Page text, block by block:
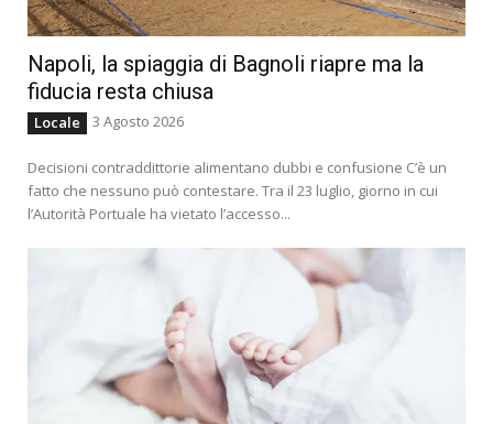
Napoli, la spiaggia di Bagnoli riapre ma la
fiducia resta chiusa
Locale 3 Agosto 2026
Decisioni contraddittorie alimentano dubbi e confusione C’è un
fatto che nessuno può contestare. Tra il 23 luglio, giorno in cui
l’Autorità Portuale ha vietato l’accesso...